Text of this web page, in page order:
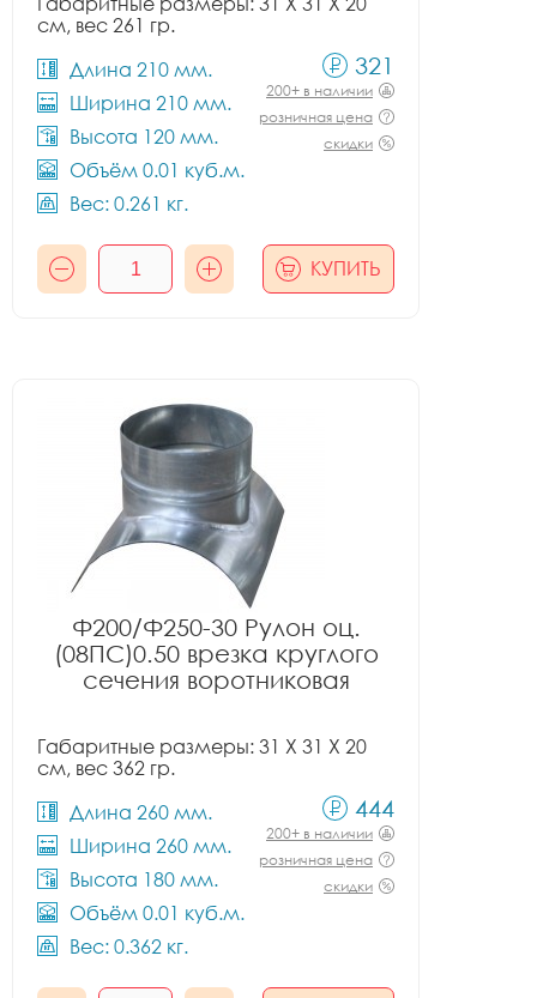
см, вес 261 гр.
Длина 210 мм.
Ширина 210 мм.
Высота 120 мм.
Объём 0.01 куб.м.
Вес: 0.261 кг.
321
200+ в наличии
розничная цена
скидки
КУПИТЬ
Ф200/Ф250-30 Рулон оц.
(08ПС)0.50 врезка круглого
сечения воротниковая
Габаритные размеры: 31 X 31 X 20
см, вес 362 гр.
Длина 260 мм.
Ширина 260 мм.
Высота 180 мм.
Объём 0.01 куб.м.
Вес: 0.362 кг.
444
200+ в наличии
розничная цена
скидки